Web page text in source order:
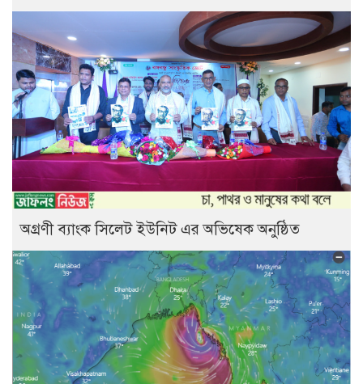
অগ্রণী ব্যাংক সিলেট ইউনিট এর অভিষেক অনুষ্ঠিত